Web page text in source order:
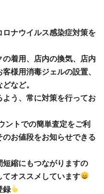
ナウイルス感染症対策を
着用、店内の換気、店内
様用消毒ジェルの設置、
など。
う、常に対策を行ってお
ントでの簡単査定をご利
お値段をお知らせできる
短縮にもつながりますの
オススメしています
録